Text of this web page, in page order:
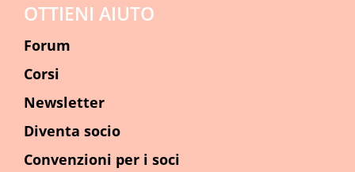
OTTIENI AIUTO
Forum
Corsi
Newsletter
Diventa socio
Convenzioni per i soci